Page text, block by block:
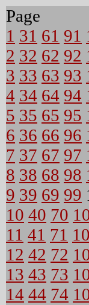
Page
1 31 61 91
2 32 62 92
3 33 63 93
4 34 64 94
5 35 65 95
6 36 66 96
7 37 67 97
8 38 68 98
9 39 69 99
10 40 70
11 41 71
12 42 72
13 43 73
14 44 74